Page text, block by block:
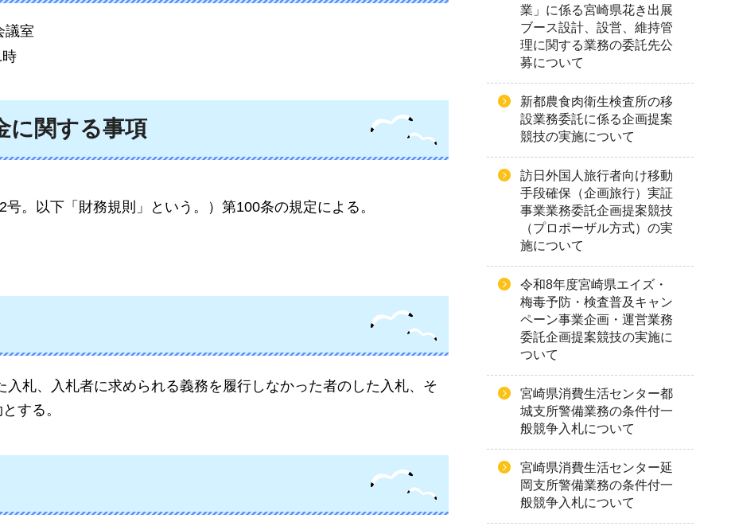
議室
に関する事項
。以下「財務規則」という。）第100条の規定による。
札、入札者に求められる義務を履行しなかった者のした入札、そ
する。
業」に係る宮崎県花き出展
ブース設計、設営、維持管
理に関する業務の委託先公
募について
新都農食肉衛生検査所の移
設業務委託に係る企画提案
競技の実施について
訪日外国人旅行者向け移動
手段確保（企画旅行）実証
事業業務委託企画提案競技
（プロポーザル方式）の実
施について
令和8年度宮崎県エイズ・
梅毒予防・検査普及キャン
ペーン事業企画・運営業務
委託企画提案競技の実施に
ついて
宮崎県消費生活センター都
城支所警備業務の条件付一
般競争入札について
宮崎県消費生活センター延
岡支所警備業務の条件付一
般競争入札について